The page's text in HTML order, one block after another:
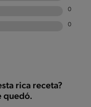
0
0
rica receta?
quedó.